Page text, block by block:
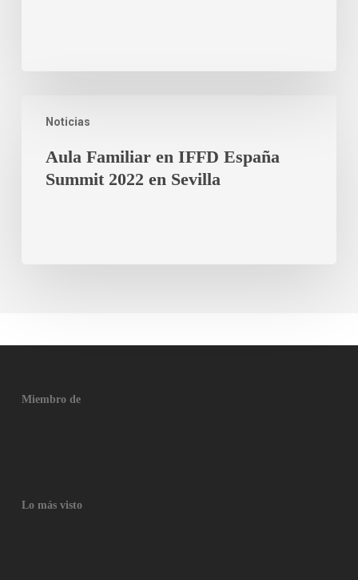
Noticias
Aula Familiar en IFFD España
Summit 2022 en Sevilla
Miembro de
Lo más visto